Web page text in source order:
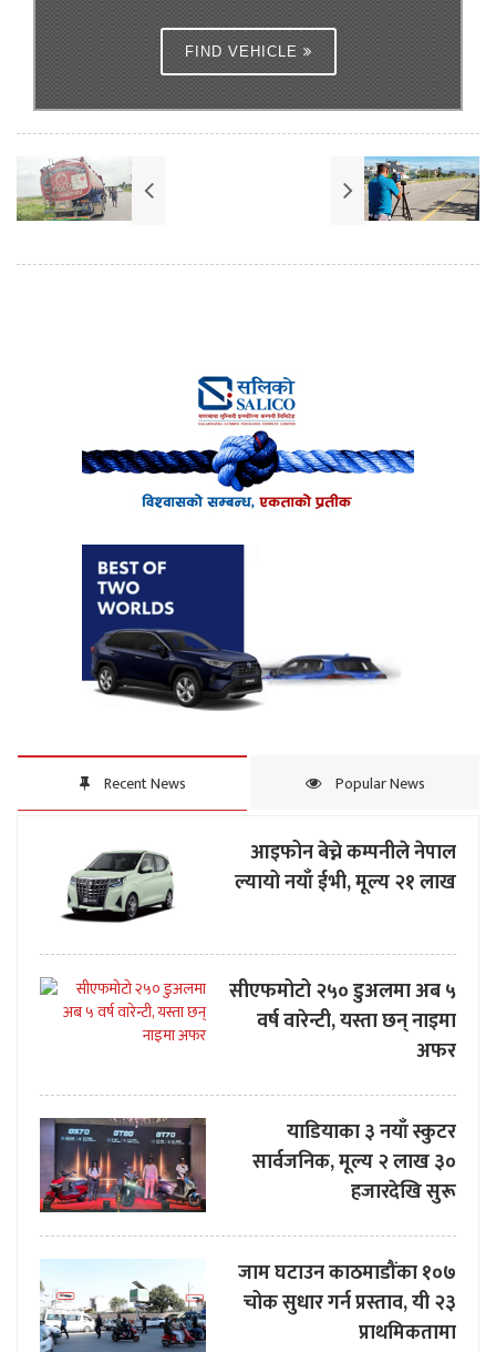
FIND VEHICLE
Recent News Popular News
आइफोन बेच्ने कम्पनीले नेपाल
ल्यायो नयाँ ईभी, मूल्य २१ लाख
सीएफमोटो २५० डुअलमा अब ५
वर्ष वारेन्टी, यस्ता छन् नाइमा
अफर
याडियाका ३ नयाँ स्कुटर
सार्वजनिक, मूल्य २ लाख ३०
हजारदेखि सुरू
जाम घटाउन काठमाडौंका १०७
चोक सुधार गर्न प्रस्ताव, यी २३
प्राथमिकतामा